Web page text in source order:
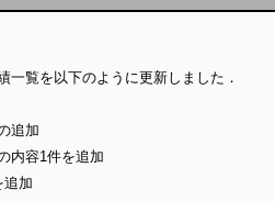
一覧を以下のように更新しました．
追加
内容1件を追加
追加